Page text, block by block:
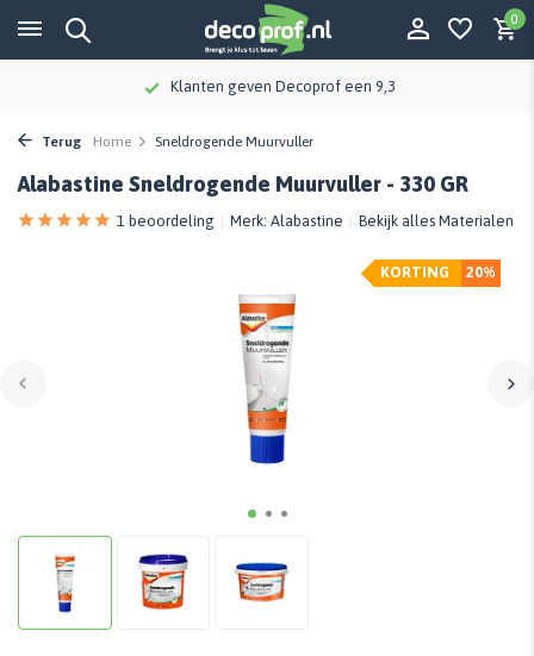
0
Klanten geven Decoprof een 9,3
Terug Home Sneldrogende Muurvuller
Alabastine Sneldrogende Muurvuller - 330 GR
1 beoordeling Merk: Alabastine Bekijk alles Materialen
20%
KORTING